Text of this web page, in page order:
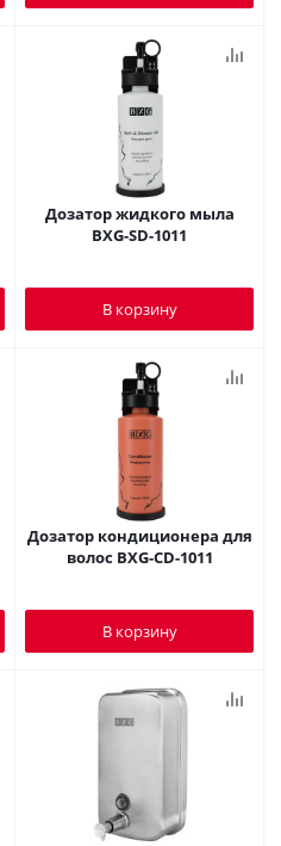
Дозатор жидкого мыла
BXG-SD-1011
В корзину
Дозатор кондиционера для
волос BXG-СD-1011
В корзину